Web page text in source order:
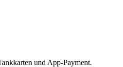
und App-Payment.